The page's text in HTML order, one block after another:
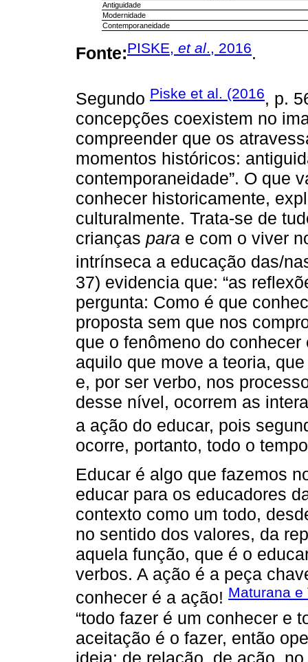
Antiguidade
Modernidade
Contemporaneidade
Fonte:PISKE, et al., 2016.
Segundo Piske et al. (2016, p.
concepções coexistem no
compreender que os
momentos históricos:
contemporaneidade”. O que
conhecer historicamente,
culturalmente. Trata-se de
crianças para e com o viver
intrínseca a educação das/
37) evidencia que: “as
pergunta: Como é que
proposta sem que nos
que o fenômeno do
aquilo que move a teoria,
e, por ser verbo, nos
desse nível, ocorrem as
a ação do educar, pois
ocorre, portanto, todo o
Educar é algo que fazemos
educar para os educadores
contexto como um todo,
no sentido dos valores, da
aquela função, que é o
verbos. A ação é a peça
conhecer é a ação! Maturana e
“todo fazer é um conhecer e
aceitação é o fazer, então
ideia: de relação, de ação,